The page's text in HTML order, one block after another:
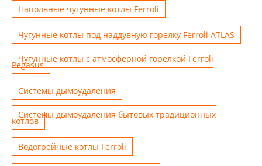
Напольные чугунные котлы Ferroli
Чугунные котлы под наддувную горелку Ferroli ATLAS
Чугунные котлы с атмосферной горелкой Ferroli
Pegasus
Системы дымоудаления
Системы дымоудаления бытовых традиционных
котлов
Водогрейные котлы Ferroli